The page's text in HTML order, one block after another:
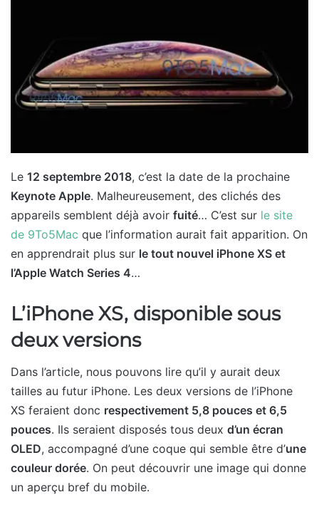
Le 12 septembre 2018, c’est la date de la prochaine
Keynote Apple. Malheureusement, des clichés des
appareils semblent déjà avoir fuité… C’est sur le site
de 9To5Mac que l’information aurait fait apparition. On
en apprendrait plus sur le tout nouvel iPhone XS et
l’Apple Watch Series 4…
L’iPhone XS, disponible sous
deux versions
Dans l’article, nous pouvons lire qu’il y aurait deux
tailles au futur iPhone. Les deux versions de l’iPhone
XS feraient donc respectivement 5,8 pouces et 6,5
pouces. Ils seraient disposés tous deux d’un écran
OLED, accompagné d’une coque qui semble être d’une
couleur dorée. On peut découvrir une image qui donne
un aperçu bref du mobile.